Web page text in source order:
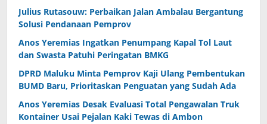
Julius Rutasouw: Perbaikan Jalan Ambalau Bergantung
Solusi Pendanaan Pemprov
Anos Yeremias Ingatkan Penumpang Kapal Tol Laut
dan Swasta Patuhi Peringatan BMKG
DPRD Maluku Minta Pemprov Kaji Ulang Pembentukan
BUMD Baru, Prioritaskan Penguatan yang Sudah Ada
Anos Yeremias Desak Evaluasi Total Pengawalan Truk
Kontainer Usai Pejalan Kaki Tewas di Ambon